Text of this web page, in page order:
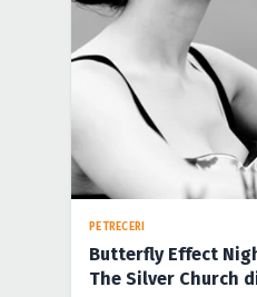
PETRECERI
Butterfly Effect
The Silver Church